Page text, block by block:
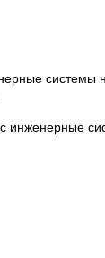
системы
инженерные